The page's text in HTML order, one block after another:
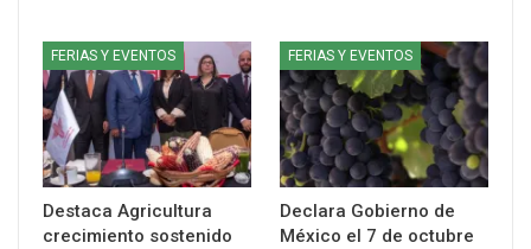
FERIAS Y EVENTOS
Destaca Agricultura
crecimiento sostenido
FERIAS Y EVENTOS
Declara Gobierno de
México el 7 de octubre